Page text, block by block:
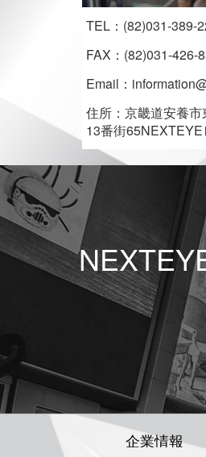
TEL： (82)031-389-
FAX： (82)031-426-
Email：
住所： 京畿道安養
13番街
企業情報